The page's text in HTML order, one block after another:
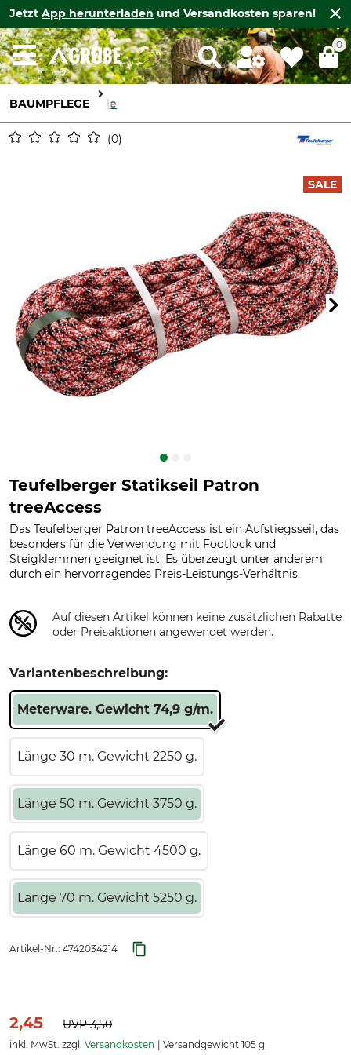
Jetzt App herunterladen und Versandkosten sparen!
0
BAUMPFLEGE Seile
0
SALE
Teufelberger Statikseil Patron
treeAccess
Das Teufelberger Patron treeAccess ist ein Aufstiegsseil, das
besonders für die Verwendung mit Footlock und
Steigklemmen geeignet ist. Es überzeugt unter anderem
durch ein hervorragendes Preis-Leistungs-Verhältnis.
Auf diesen Artikel können keine zusätzlichen Rabatte
oder Preisaktionen angewendet werden.
Variantenbeschreibung:
Meterware. Gewicht 74,9 g/m.
Länge 30 m. Gewicht 2250 g.
Länge 50 m. Gewicht 3750 g.
Länge 60 m. Gewicht 4500 g.
Länge 70 m. Gewicht 5250 g.
Artikel-Nr.: 4742034214
2,45 UVP3,50
inkl. MwSt. zzgl. Versandkosten Versandgewicht 105 g